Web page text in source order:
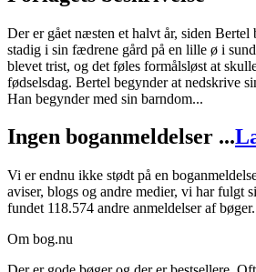
Ømanden
Forfatter:Niels Falbe Schmidt
Format:Hæftet
ISBN: 9788791242427
Der er gået næsten et halvt år, siden
stadig i sin fædrene gård på en lille ø i
blevet trist, og det føles formålsløst at
fødselsdag. Bertel begynder at nedskrive
Han begynder med sin barndom...
Ingen boganmeldelser ...
Vi er endnu ikke stødt på en
aviser, blogs og andre medier, vi har fulgt
fundet 118.574 andre anmeldelser af bøger.
Om bog.nu